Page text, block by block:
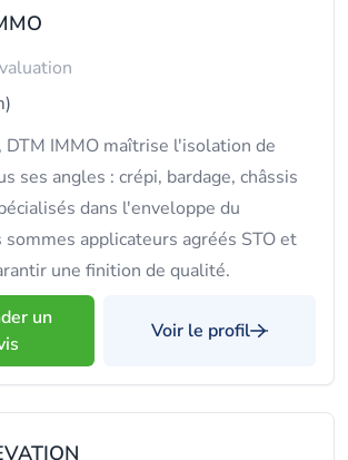
DTM IMMO maîtrise l'isolation de
ses angles : crépi, bardage, châssis
dans l'enveloppe du
applicateurs agréés STO et
une finition de qualité.
un
Voir le profil